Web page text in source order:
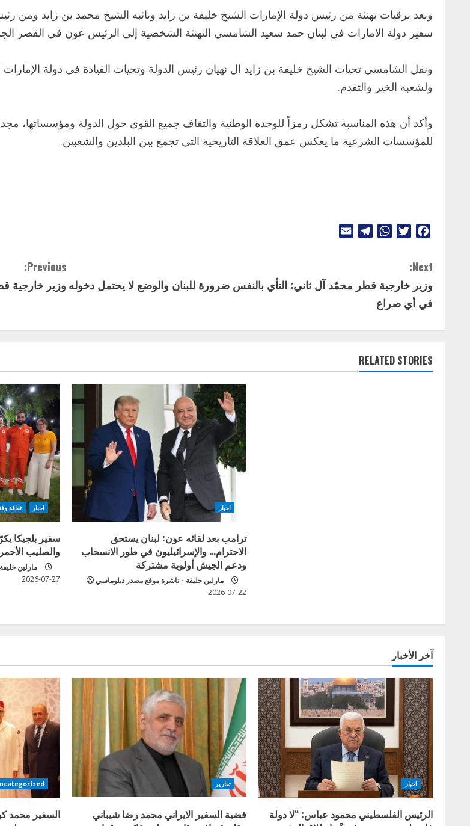
وبعد برقيات تهنئة من رئيس دولة الإمارات الشيخ خليفة بن زايد ونائبه الشيخ محمد بن زايد
سفير دولة الامارات في لبنان حمد سعيد الشامسي التهنئة الشخصية إلى الرئيس عون في القصر
ونقل الشامسي تحيات الشيخ خليفة بن زايد ال نهيان رئيس الدولة وتحيات القيادة في دولة الإمارات
ولشعبه الخير والتقدم.
وأكد أن هذه المناسبة تشكل رمزاً للوحدة الوطنية والتفاف جميع القوى حول الدولة ومؤسساتها،
للمؤسسات الشرعية ما يعكس عمق العلاقة التاريخية التي تجمع بين البلدين والشعبين.
Facebook
Twitter
WhatsApp
Telegram
C
o
i
g
Previous:
وزير خارجية
Next:
وزير خارجية قطر محمّد آل ثاني: النأي بالنفس ضرورة للبنان والوضع لا يحتمل دخوله
في أي صراع
RELATED STORIES
اخبار ثقافة
سفير بلجيكا
والصليب
مارلين
2026-07-27
اخبار
ترامب بعد لقائه عون: لبنان يستحق
الاحترام… والإسرائيليون في طور الانسحاب
ودعم الجيش أولوية مشتركة
مارلين خليفة - ناشرة موقع مصدر دبلوماسي
2026-07-22
آخر الأخبار
السفير محمد
تقارير
قضية السفير الايراني محمد رضا شيباني
اخبار
الرئيس الفلسطيني محمود عباس: “لا دولة